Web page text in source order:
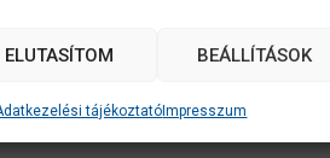
ELUTASÍTOM BEÁLLÍTÁSOK
tájékoztató Impresszum